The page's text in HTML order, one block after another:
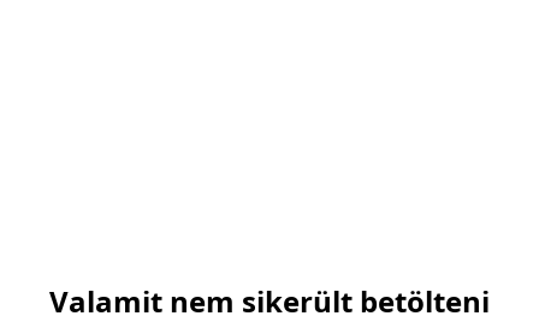
Valamit nem sikerült betölteni